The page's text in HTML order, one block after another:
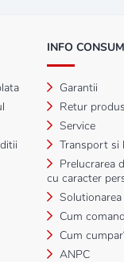
INFO
Garantii
Retur
Service
Transport si
Prelucrarea
cu caracter
Cum
Cum
ANPC